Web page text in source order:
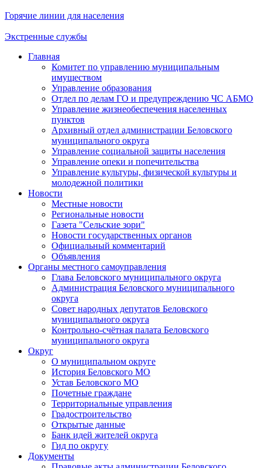
Горячие линии для населения
Экстренные службы
Главная
Комитет по управлению муниципальным
имуществом
Управление образования
Отдел по делам ГО и предупреждению ЧС АБМО
Управление жизнеобеспечения населенных
пунктов
Архивный отдел администрации Беловского
муниципального округа
Управление социальной защиты населения
Управление опеки и попечительства
Управление культуры, физической культуры и
молодежной политики
Новости
Местные новости
Региональные новости
Газета "Сельские зори"
Новости государственных органов
Официальный комментарий
Объявления
Органы местного самоуправления
Глава Беловского муниципального округа
Администрация Беловского муниципального
округа
Совет народных депутатов Беловского
муниципального округа
Контрольно-счётная палата Беловского
муниципального округа
Округ
О муниципальном округе
История Беловского МО
Устав Беловского МО
Почетные граждане
Территориальные управления
Градостроительство
Открытые данные
Банк идей жителей округа
Гид по округу
Документы